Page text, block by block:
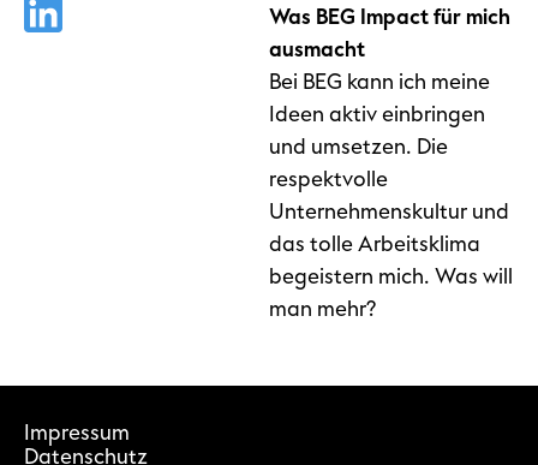
Was BEG Impact für mich
ausmacht
Bei BEG kann ich meine
Ideen aktiv einbringen
und umsetzen. Die
respektvolle
Unternehmenskultur und
das tolle Arbeitsklima
begeistern mich. Was will
man mehr?
Impressum
Datenschutz